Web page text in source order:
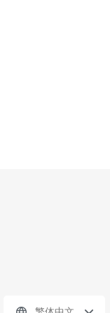
生，致力于保护